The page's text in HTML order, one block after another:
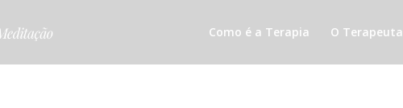
Como é a Terapia O Terapeuta